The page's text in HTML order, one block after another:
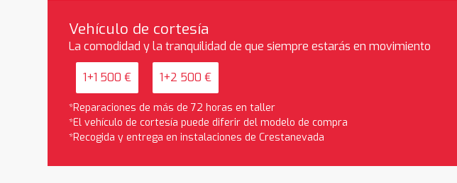
Vehículo de cortesía
La comodidad y la tranquilidad de que siempre estarás en movimiento
1+1 500 € 1+2 500 €
*Reparaciones de más de 72 horas en taller
*El vehículo de cortesía puede diferir del modelo de compra
*Recogida y entrega en instalaciones de Crestanevada